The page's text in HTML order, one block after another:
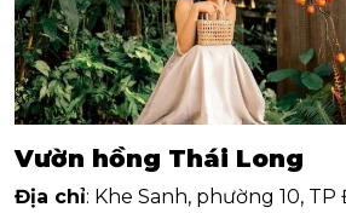
Vườn hồng Thái Long
Địa chỉ: Khe Sanh, phường 10, TP